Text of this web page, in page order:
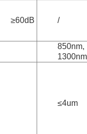
≥60dB /
850nm,
1300nm
≤4um